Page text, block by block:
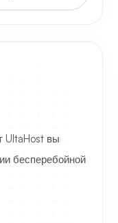
UltaHost вы
бесперебойной